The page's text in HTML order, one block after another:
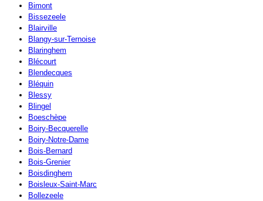
Bimont
Bissezeele
Blairville
Blangy-sur-Ternoise
Blaringhem
Blécourt
Blendecques
Bléquin
Blessy
Blingel
Boeschèpe
Boiry-Becquerelle
Boiry-Notre-Dame
Bois-Bernard
Bois-Grenier
Boisdinghem
Boisleux-Saint-Marc
Bollezeele